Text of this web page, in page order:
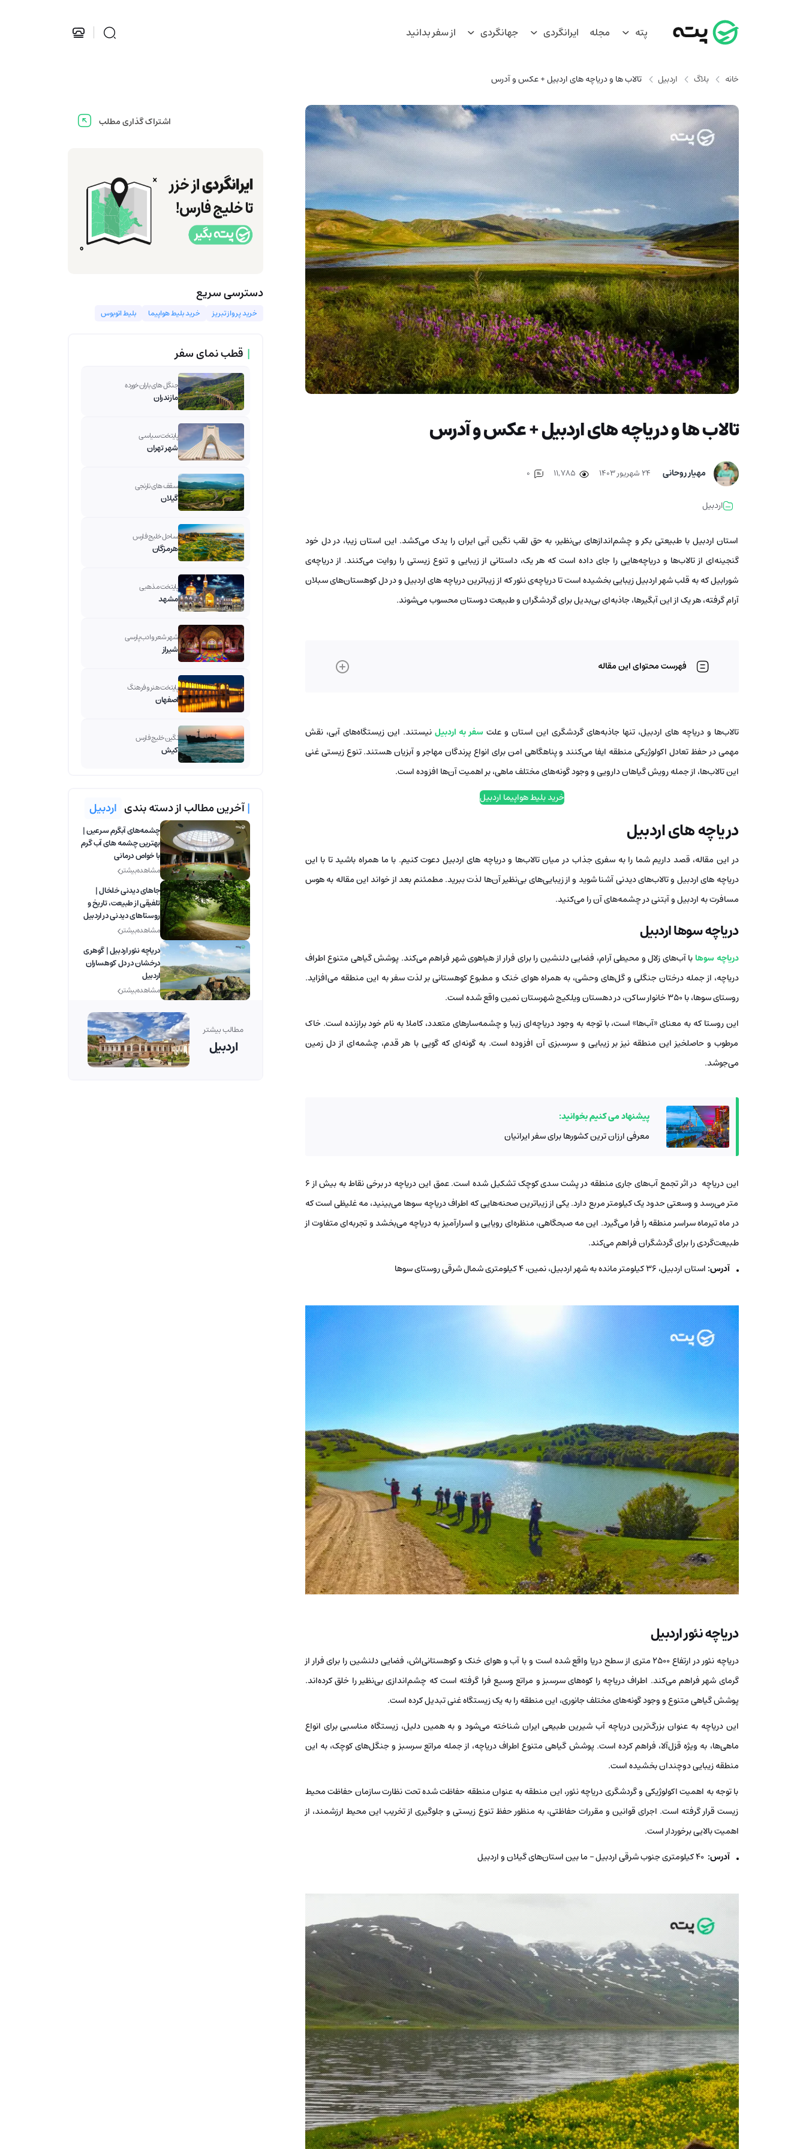
پته مجله ایرانگردی جهانگردی از سفر بدانید
خانه بلاگ اردبیل تالاب ها و دریاچه های اردبیل + عکس و آدرس
تالاب ها و دریاچه های اردبیل + عکس و آدرس
مهیار روحانی ۲۴ شهریور ۱۴۰۳
اردبیل
استان اردبیل با طبیعتی بکر و چشم‌اندازهای بی‌نظیر، به حق لقب نگین آبی ایران را یدک می‌کشد. این استان زیبا، در دل خود
گنجینه‌ای از تالاب‌ها و دریاچه‌هایی را جای داده است که هر یک، داستانی از زیبایی و تنوع زیستی را روایت می‌کنند. از دریاچه‌ی
شورابیل که به قلب شهر اردبیل زیبایی بخشیده است تا دریاچه‌ی نئور که از زیباترین دریاچه های اردبیل و در دل کوهستان‌های سبلان
آرام گرفته، هر یک از این آبگیرها، جاذبه‌ای بی‌بدیل برای گردشگران و طبیعت دوستان محسوب می‌شوند.
فهرست محتوای این مقاله
تالاب‌ها و دریاچه های اردبیل، تنها جاذبه‌های گردشگری این استان و علت سفر به اردبیل نیستند. این زیستگاه‌های آبی، نقش
مهمی در حفظ تعادل اکولوژیکی منطقه ایفا می‌کنند و پناهگاهی امن برای انواع پرندگان مهاجر و آبزیان هستند. تنوع زیستی غنی
این تالاب‌ها، از جمله رویش گیاهان دارویی و وجود گونه‌های مختلف ماهی، بر اهمیت آن‌ها افزوده است.
خرید بلیط هواپیما اردبیل
دریاچه های اردبیل
در این مقاله، قصد داریم شما را به سفری جذاب در میان تالاب‌ها و دریاچه های اردبیل دعوت کنیم. با ما همراه باشید تا با این
دریاچه های اردبیل و تالاب‌های دیدنی آشنا شوید و از زیبایی‌های بی‌نظیر آن‌ها لذت ببرید. مطمئنم بعد از خواند این مقاله به هوس
مسافرت به اردبیل و آبتنی در چشمه‌های آن را می‌کنید.
دریاچه سوها اردبیل
دریاچه سوهابا آب‌های زلال و محیطی آرام، فضایی دلنشین را برای فرار از هیاهوی شهر فراهم می‌کند. پوشش گیاهی متنوع اطراف
دریاچه، از جمله درختان جنگلی و گل‌های وحشی، به همراه هوای خنک و مطبوع کوهستانی بر لذت سفر به این منطقه می‌افزاید.
روستای سوها، با ۳۵۰ خانوار ساکن، در دهستان ویلکیج شهرستان نمین واقع شده است.
این روستا که به معنای «آب‌ها» است، با توجه به وجود دریاچه‌ای زیبا و چشمه‌سارهای متعدد، کاملا به نام خود برازنده است. خاک
مرطوب و حاصلخیز این منطقه نیز بر زیبایی و سرسبزی آن افزوده است. به گونه‌ای که گویی با هر قدم، چشمه‌ای از دل زمین
می‌جوشد.
پیشنهاد می کنیم بخوانید:
معرفی ارزان ترین کشورها برای سفر ایرانیان
این دریاچه در اثر تجمع آب‌های جاری منطقه در پشت سدی کوچک تشکیل شده است. عمق این دریاچه در برخی نقاط به بیش از ۶
متر می‌رسد و وسعتی حدود یک کیلومتر مربع دارد. یکی از زیبا‌ترین صحنه‌هایی که اطراف دریاچه سوها می‌بینید، مه غلیظی است که
در ماه تیرماه سراسر منطقه را فرا می‌گیرد. این مه صبحگاهی، منظره‌ای رویایی و اسرارآمیز به دریاچه می‌بخشد و تجربه‌ای متفاوت از
طبیعت‌گردی را برای گردشگران فراهم می‌کند.
آدرس: استان اردبیل، ۳۶ کیلومتر مانده به شهر اردبیل، نمین، ۴ کیلومتری شمال شرقی روستای سوها
دریاچه نئور اردبیل
دریاچه نئور در ارتفاع 2500 متری از سطح دریا واقع شده است و با آب و هوای خنک و کوهستانی‌اش، فضایی دلنشین را برای فرار از
گرمای شهر فراهم می‌کند. اطراف دریاچه را کوه‌های سرسبز و مراتع وسیع فرا گرفته است که چشم‌اندازی بی‌نظیر را خلق کرده‌اند.
پوشش گیاهی متنوع و وجود گونه‌های مختلف جانوری، این منطقه را به یک زیستگاه غنی تبدیل کرده است.
این دریاچه به عنوان بزرگ‌ترین دریاچه آب شیرین طبیعی ایران شناخته می‌شود و به همین دلیل، زیستگاه مناسبی برای انواع
ماهی‌ها، به ویژه قزل‌آلا، فراهم کرده است. پوشش گیاهی متنوع اطراف دریاچه، از جمله مراتع سرسبز و جنگل‌های کوچک، به این
منطقه زیبایی دوچندان بخشیده است.
با توجه به اهمیت اکولوژیکی و گردشگری دریاچه نئور، این منطقه به عنوان منطقه حفاظت شده تحت نظارت سازمان حفاظت محیط
زیست قرار گرفته است. اجرای قوانین و مقررات حفاظتی، به منظور حفظ تنوع زیستی و جلوگیری از تخریب این محیط ارزشمند، از
اهمیت بالایی برخوردار است.
آدرس: ۴۰ کیلومتری جنوب شرقی اردبیل – ما بین استان‌های گیلان و اردبیل
اشتراک گذاری مطلب
دسترسی سریع
خرید پرواز تبریز خرید بلیط هواپیما بلیط اتوبوس
| قطب نمای سفر
جنگل های باران خورده
مازندران
پایتخت سیاسی
شهر تهران
سقف های نارنجی
گیلان
ساحل خلیج فارس
هرمزگان
پایتخت مذهبی
مشهد
شهر شعر و ادب پارسی
شیراز
پایتخت هنر و فرهنگ
اصفهان
نگین خلیج فارس
کیش
|آخرین مطالب از دسته بندی اردبیل
چشمه‌های آبگرم سرعین |
بهترین چشمه های آب گرم
با خواص درمانی
مشاهده بیشتر
جاهای دیدنی خلخال |
تلفیقی از طبیعت، تاریخ و
روستاهای دیدنی در اردبیل
مشاهده بیشتر
دریاچه نئور اردبیل | گوهری
درخشان در دل کوهساران
اردبیل
مشاهده بیشتر
مطالب بیشتر
اردبیل